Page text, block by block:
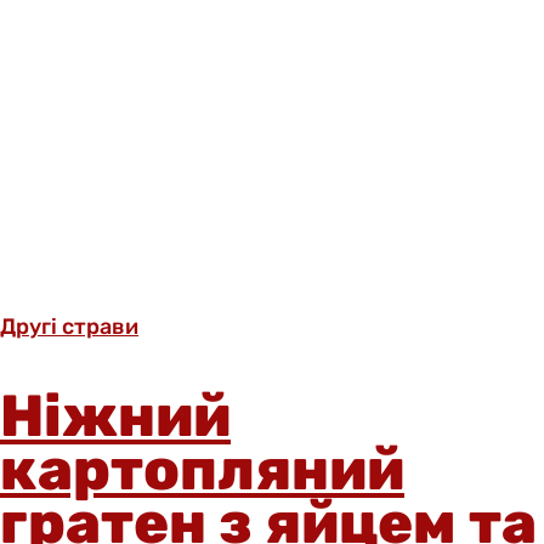
Другі страви
Ніжний
картопляний
гратен з яйцем та